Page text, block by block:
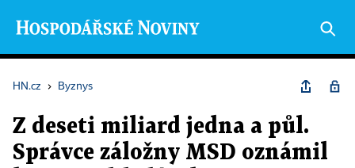
HN.cz › Byznys
Z deseti miliard jedna a půl.
Správce záložny MSD oznámil